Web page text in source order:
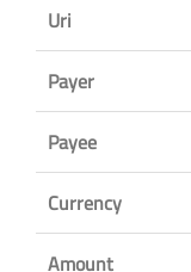
Uri
Payer
Payee
Currency
Amount